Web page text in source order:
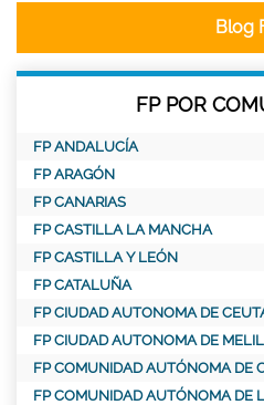
Blog
FP POR
FP ANDALUCÍA
FP ARAGÓN
FP CANARIAS
FP CASTILLA LA MANCHA
FP CASTILLA Y LEÓN
FP CATALUÑA
FP CIUDAD AUTONOMA DE
FP CIUDAD AUTONOMA DE
FP COMUNIDAD AUTÓNOMA DE
FP COMUNIDAD AUTÓNOMA DE